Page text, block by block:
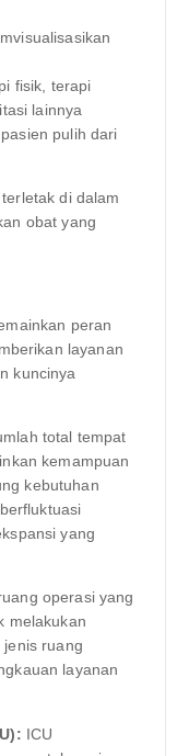
fisik, terapi
lainnya
pulih dari
di dalam
obat yang
peran
layanan
kuncinya
total tempat
kemampuan
kebutuhan
yang
operasi yang
melakukan
ruang
layanan
ICU